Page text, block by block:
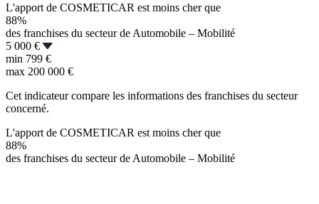
L'apport de COSMETICAR est moins cher que
88%
des franchises du secteur de Automobile – Mobilité
5 000 €
min 799 €
max 200 000 €
Cet indicateur compare les informations des franchises du secteur
concerné.
L'apport de COSMETICAR est moins cher que
88%
des franchises du secteur de Automobile – Mobilité